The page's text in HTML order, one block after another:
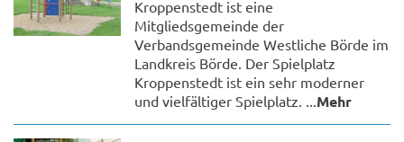
Kroppenstedt ist eine
Mitgliedsgemeinde der
Verbandsgemeinde Westliche Börde im
Landkreis Börde. Der Spielplatz
Kroppenstedt ist ein sehr moderner
und vielfältiger Spielplatz. ...Mehr